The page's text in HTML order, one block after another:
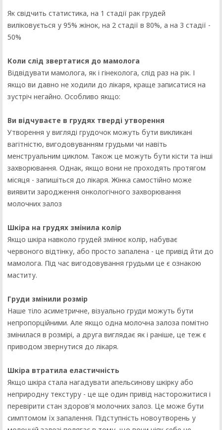
Як свідчить статистика, на 1 стадії рак грудей
виліковується у 95% жінок, на 2 стадії в 80%, а на 3 стадії -
50%
Коли слід звертатися до мамолога
Відвідувати мамолога, як і гінеколога, слід раз на рік. І
якщо ви давно не ходили до лікаря, краще записатися на
зустріч негайно. Особливо якщо:
Ви відчуваєте в грудях тверді утворення
Утворення у вигляді грудочок можуть бути викликані
вагітністю, вигодовуванням грудьми чи навіть
менструальним циклом. Також це можуть бути кісти та інші
захворювання. Однак, якщо вони не проходять протягом
місяця - запишіться до лікаря. Жінка самостійно може
виявити зародження онкологічного захворювання
молочних залоз
Шкіра на грудях змінила колір
Якщо шкіра навколо грудей змінює колір, набуває
червоного відтінку, або просто запалена - це привід йти до
мамолога. Під час вигодовування грудьми це є ознакою
маститу.
Груди змінили розмір
Наше тіло асиметричне, візуально груди можуть бути
непропорційними. Але якщо одна молочна залоза помітно
змінилася в розмірі, а друга виглядає як і раніше, це теж є
приводом звернутися до лікаря.
Шкіра втратила еластичність
Якщо шкіра стала нагадувати апельсинову шкірку або
неприродну текстуру - це ще один привід насторожитися і
перевірити стан здоров'я молочних залоз. Це може бути
симптомом їх запалення. Підступність новоутворень у